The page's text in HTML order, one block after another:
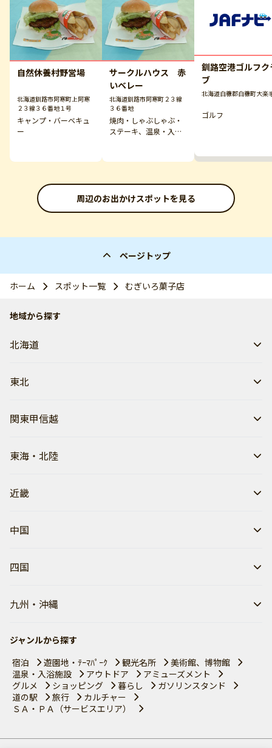
自然休養村野営場
北海道釧路市阿寒町上阿寒
２３線３６番地１号
キャンプ・バーベキュ
ー
サークルハウス 赤
いベレー
北海道釧路市阿寒町２３線
３６番地
焼肉・しゃぶしゃぶ・
ステーキ、温泉・入浴
釧路空港ゴルフク
ブ
北海道白糠郡白糠町大楽
ゴルフ
周辺のお出かけスポットを見る
ページトップ
ホーム スポット一覧 むぎいろ菓子店
地域から探す
北海道
東北
関東甲信越
東海・北陸
近畿
中国
四国
九州・沖縄
ジャンルから探す
宿泊
遊園地・ﾃｰﾏﾊﾟｰｸ 観光名所
美術館、博物館
温泉・入浴施設
アウトドア
アミューズメント
グルメ
ショッピング 暮らし
ガソリンスタンド
道の駅
旅行
カルチャー
ＳＡ・ＰＡ（サービスエリア）